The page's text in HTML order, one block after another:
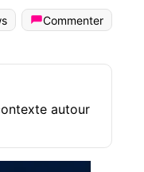
Commenter
autour